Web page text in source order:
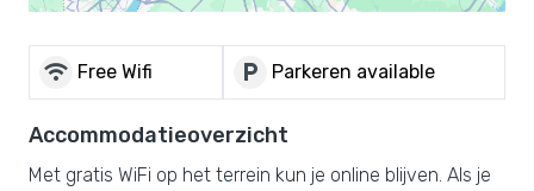
wifi Free Wifi local_parking Parkeren available
Accommodatieoverzicht
Met gratis WiFi op het terrein kun je online blijven. Als je